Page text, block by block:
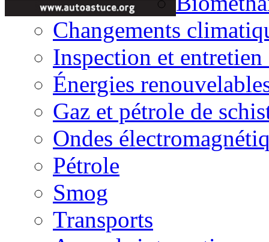
Changements
Inspection et entretien
Énergies
Gaz et pétrole de
Ondes
Pétrole
Smog
Transports